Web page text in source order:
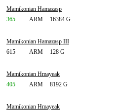
Mamikonian Hamazasp
365
ARM 16384 G
Mamikonian Hamazasp III
615
ARM 128 G
Mamikonian Hmayeak
405
ARM 8192 G
Mamikonian Hmayeak